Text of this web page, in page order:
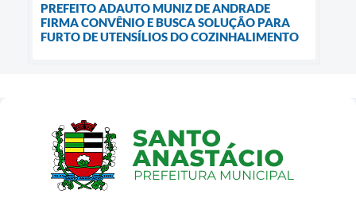
PREFEITO ADAUTO MUNIZ DE ANDRADE
FIRMA CONVÊNIO E BUSCA SOLUÇÃO PARA
FURTO DE UTENSÍLIOS DO COZINHALIMENTO